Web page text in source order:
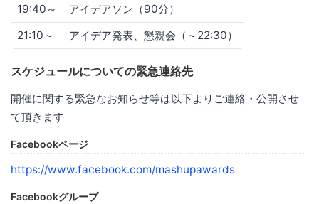
19:40～
アイデアソン（90分）
21:10～
アイデア発表、懇親会（～22:30）
スケジュールについての緊急連絡先
開催に関する緊急なお知らせ等は以下よりご連絡・公開させ
て頂きます
Facebookページ
https://www.facebook.com/mashupawards
Facebookグループ